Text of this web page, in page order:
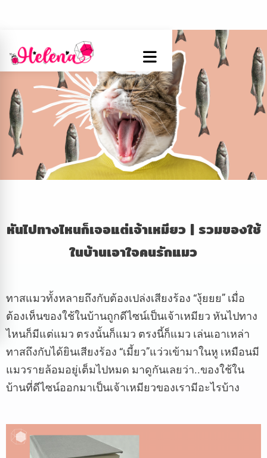
หันไปทางไหนก็เจอแต่เจ้าเหมียว| รวมของใช้
ในบ้านเอาใจคนรักแมว
ทาสแมวทั้งหลายถึงกับต้องเปล่งเสียงร้อง “งุ้ยยย” เมื่อ
ต้องเห็นของใช้ในบ้านถูกดีไซน์เป็นเจ้าเหมียว หันไปทาง
ไหนก็มีแต่แมว ตรงนั้นก็แมว ตรงนี้ก็แมว เล่นเอาเหล่า
ทาสถึงกับได้ยินเสียงร้อง “เมี้ยว”แว่วเข้ามาในหู เหมือนมี
แมวรายล้อมอยู่เต็มไปหมด มาดูกันเลยว่า..ของใช้ใน
บ้านที่ดีไซน์ออกมาเป็นเจ้าเหมียวของเรามีอะไรบ้าง